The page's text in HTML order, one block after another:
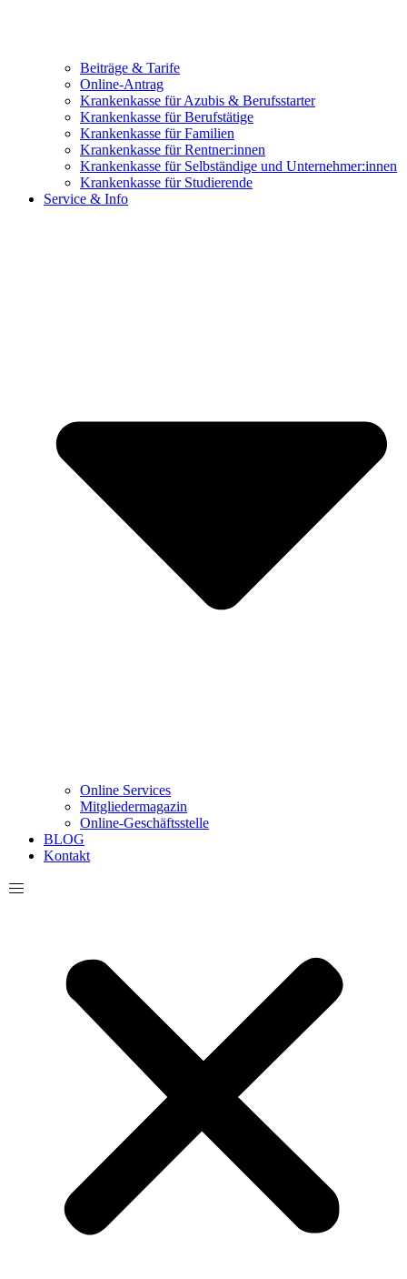
Beiträge & Tarife
Online-Antrag
Krankenkasse für Azubis & Berufsstarter
Krankenkasse für Berufstätige
Krankenkasse für Familien
Krankenkasse für Rentner:innen
Krankenkasse für Selbständige und Unternehmer:innen
Krankenkasse für Studierende
Service & Info
Online Services
Mitgliedermagazin
Online-Geschäftsstelle
BLOG
Kontakt